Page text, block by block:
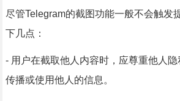
尽管Telegram的截图功能一般不会触发
下几点：
- 用户在截取他人内容时，应尊重他人
传播或使用他人的信息。